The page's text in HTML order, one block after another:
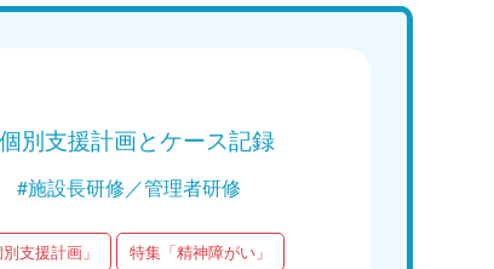
別支援計画とケース記録
#施設長研修／管理者研修
支援計画」
特集「精神障がい」